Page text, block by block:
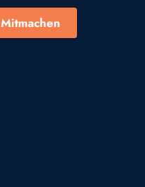
Mitmachen